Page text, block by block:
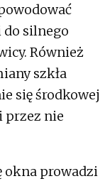
do silnego
Również
szkła
się środkowej
przez nie
okna prowadzi